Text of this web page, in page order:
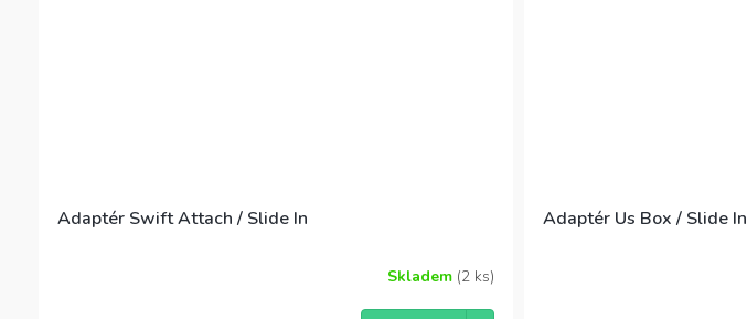
Adaptér Swift Attach / Slide In
Skladem (2 ks)
Adaptér Us Box / Slide In